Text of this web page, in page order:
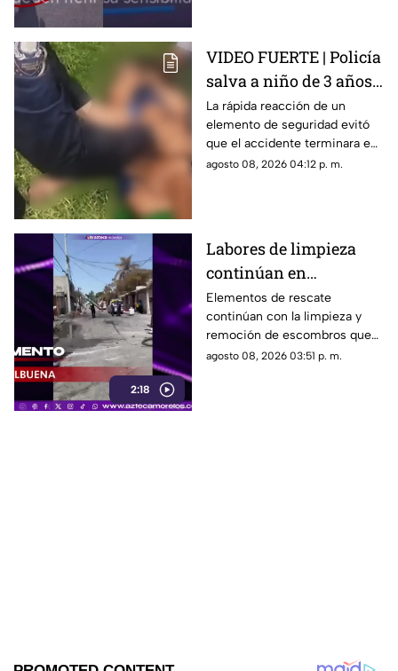
VIDEO FUERTE | Policía
salva a niño de 3 años
tras accidente en lago
en Teotihuacán
La rápida reacción de un
elemento de seguridad evitó
que el accidente terminara en
tragedia.
agosto 08, 2026 04:12 p. m.
2:18
Labores de limpieza
continúan en
Cuernavaca tras la
explosión de la pipa de
gas LP
Elementos de rescate
continúan con la limpieza y
remoción de escombros que
dejó la explosión de la pipa que
agosto 08, 2026 03:51 p. m.